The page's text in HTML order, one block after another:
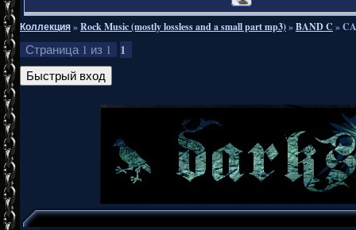
Коллекция»Rock Music (mostly lossless and a small part mp3)»BAND C »
Страница 1 из 1 1